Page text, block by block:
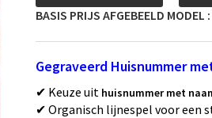
BASIS PRIJS AFGEBEELD
Gegraveerd Huisnummer
✔ Keuze uit huisnummer met
✔ Organisch lijnespel voor een